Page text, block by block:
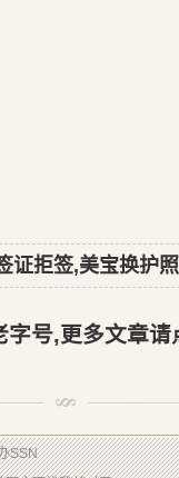
证拒签,美宝换护
字号,更多文章请
SSN